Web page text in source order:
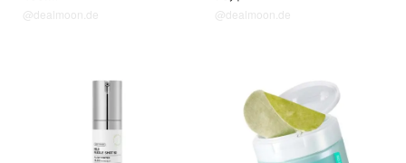
@dealmoon.de @dealmoon.de